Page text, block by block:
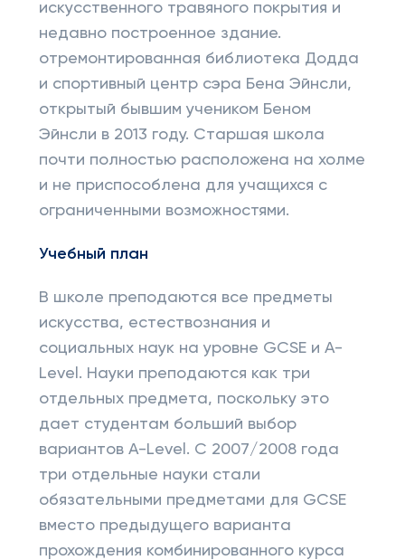
искусственного травяного покрытия и
недавно построенное здание.
отремонтированная библиотека Додда
и спортивный центр сэра Бена Эйнсли,
открытый бывшим учеником Беном
Эйнсли в 2013 году. Старшая школа
почти полностью расположена на холме
и не приспособлена для учащихся с
ограниченными возможностями.
Учебный план
В школе преподаются все предметы
искусства, естествознания и
социальных наук на уровне GCSE и A-
Level. Науки преподаются как три
отдельных предмета, поскольку это
дает студентам больший выбор
вариантов A-Level. С 2007/2008 года
три отдельные науки стали
обязательными предметами для GCSE
вместо предыдущего варианта
прохождения комбинированного курса